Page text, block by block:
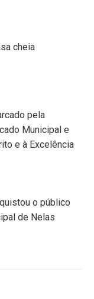
cheia
pela
Municipal e
e à Excelência
o público
de Nelas